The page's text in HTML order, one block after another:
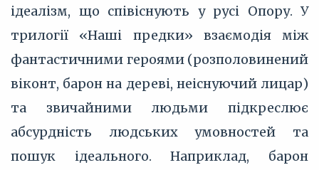
ідеалізм, що співіснують у русі Опору. У
трилогії «Наші предки» взаємодія між
фантастичними героями (розполовинений
віконт, барон на дереві, неіснуючий лицар)
та звичайними людьми підкреслює
абсурдність людських умовностей та
пошук ідеального. Наприклад, барон